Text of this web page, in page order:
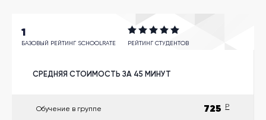
английского
язык
Выбрать
1
БАЗОВЫЙ РЕЙТИНГ SCHOOLRATE РЕЙТИНГ СТУДЕНТОВ
СРЕДНЯЯ СТОИМОСТЬ ЗА 45 МИНУТ
Обучение в группе 725 P